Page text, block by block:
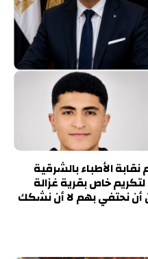
الأطباء بالشرقية
خاص بقرية غزالة
نحتفي بهم لا أن نشكك